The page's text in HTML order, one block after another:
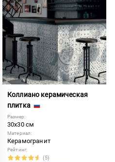
Коллиано керамическая
плитка
Размер:
30x30 см
Материал:
Керамогранит
Рейтинг:
(5)